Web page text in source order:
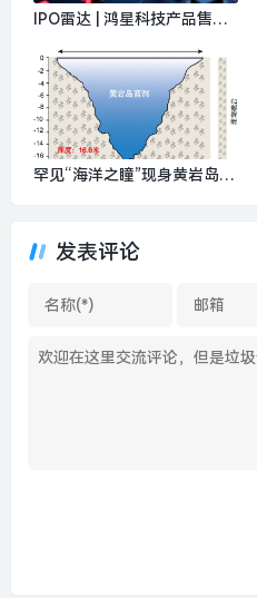
IPO雷达 | 鸿星科技产品售价
持股88%|界面新闻 · 证券
罕见“海洋之瞳”现身黄岩岛，
发表评论